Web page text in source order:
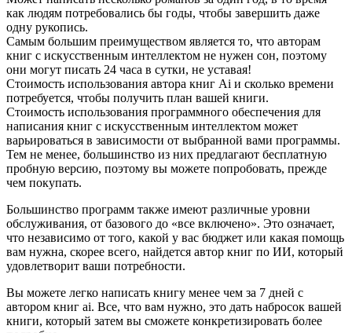
как людям потребовались бы годы, чтобы завершить даже
одну рукопись.
Самым большим преимуществом является то, что авторам
книг с искусственным интеллектом не нужен сон, поэтому
они могут писать 24 часа в сутки, не уставая!
Стоимость использования автора книг Ai и сколько времени
потребуется, чтобы получить план вашей книги.
Стоимость использования программного обеспечения для
написания книг с искусственным интеллектом может
варьироваться в зависимости от выбранной вами программы.
Тем не менее, большинство из них предлагают бесплатную
пробную версию, поэтому вы можете попробовать, прежде
чем покупать.
Большинство программ также имеют различные уровни
обслуживания, от базового до «все включено». Это означает,
что независимо от того, какой у вас бюджет или какая помощь
вам нужна, скорее всего, найдется автор книг по ИИ, который
удовлетворит ваши потребности.
Вы можете легко написать книгу менее чем за 7 дней с
автором книг ai. Все, что вам нужно, это дать набросок вашей
книги, который затем вы сможете конкретизировать более